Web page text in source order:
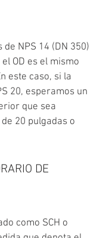
NPS 14 (DN 350)
OD es el mismo
este caso, si la
20, esperamos un
que sea
20 pulgadas o
DE
como SCH o